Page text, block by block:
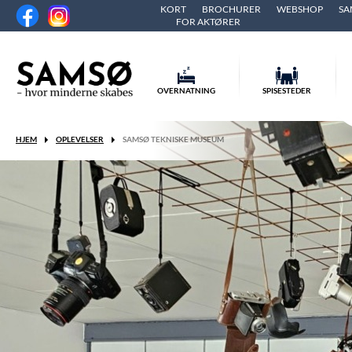
KORT BROCHURER WEBSHOP
FOR AKTØRER
OVERNATNING SPISESTEDER
HJEM OPLEVELSER SAMSØ TEKNISKE MUSEUM